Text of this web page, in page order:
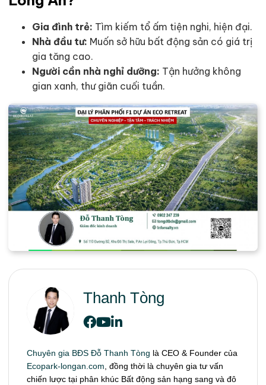
Gia đình trẻ: Tìm kiếm tổ ấm tiện nghi, hiện đại.
Nhà đầu tư: Muốn sở hữu bất động sản có giá trị
gia tăng cao.
Người cần nhà nghỉ dưỡng: Tận hưởng không
gian xanh, thư giãn cuối tuần.
Thanh Tòng
Chuyên gia BĐS Đỗ Thanh Tòng là CEO & Founder của
Ecopark-longan.com , đồng thời là chuyên gia tư vấn
chiến lược tại phân khúc Bất động sản hạng sang và đô